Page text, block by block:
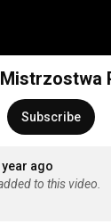
Subscribe
ago
to this video.